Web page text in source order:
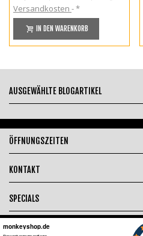
Versandkosten
*
IN DEN WARENKORB
AUSGEWÄHLTE BLOGARTIKEL
ÖFFNUNGSZEITEN
KONTAKT
SPECIALS